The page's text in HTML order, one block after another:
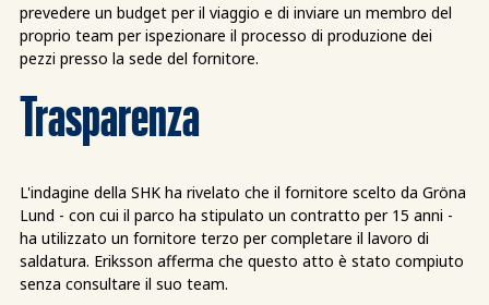
prevedere un budget per il viaggio e di inviare un membro del
proprio team per ispezionare il processo di produzione dei
pezzi presso la sede del fornitore.
Trasparenza
L'indagine della SHK ha rivelato che il fornitore scelto da Gröna
Lund - con cui il parco ha stipulato un contratto per 15 anni -
ha utilizzato un fornitore terzo per completare il lavoro di
saldatura. Eriksson afferma che questo atto è stato compiuto
senza consultare il suo team.